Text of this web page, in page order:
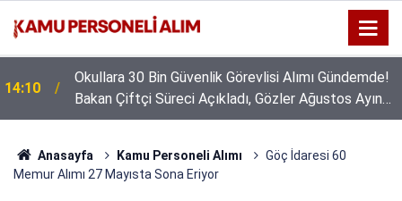
14:10
Okullara 30 Bin Güvenlik Görevlisi Alımı Gündemde!
Bakan Çiftçi Süreci Açıkladı, Gözler Ağustos Ayına
Çevrildi
Anasayfa Kamu Personeli Alımı
Göç İdaresi 60
Memur Alımı 27 Mayısta Sona Eriyor